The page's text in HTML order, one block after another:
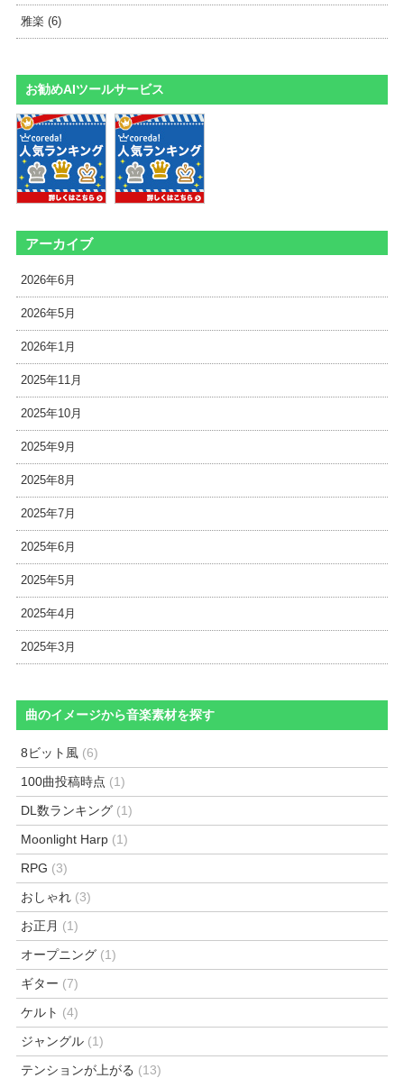
雅楽 (6)
お勧めAIツールサービス
アーカイブ
2026年6月
2026年5月
2026年1月
2025年11月
2025年10月
2025年9月
2025年8月
2025年7月
2025年6月
2025年5月
2025年4月
2025年3月
曲のイメージから音楽素材を探す
8ビット風 (6)
100曲投稿時点 (1)
DL数ランキング (1)
Moonlight Harp (1)
RPG (3)
おしゃれ (3)
お正月 (1)
オープニング (1)
ギター (7)
ケルト (4)
ジャングル (1)
テンションが上がる (13)